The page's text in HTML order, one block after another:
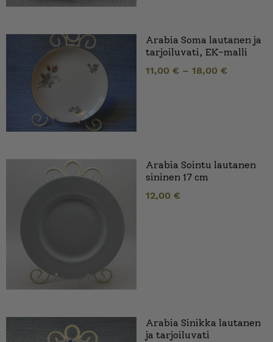
Arabia Soma lautanen ja
tarjoiluvati, EK-malli
11,00 € – 18,00 €
Arabia Sointu lautanen
sininen 17 cm
12,00 €
Arabia Sinikka lautanen
ja tarjoiluvati